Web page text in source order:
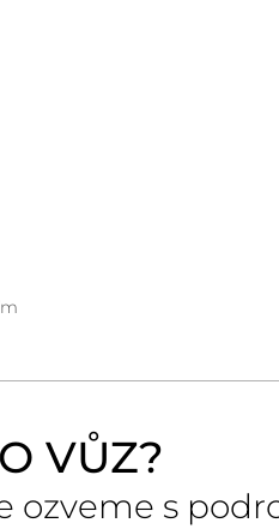
VŮZ?
ozveme s